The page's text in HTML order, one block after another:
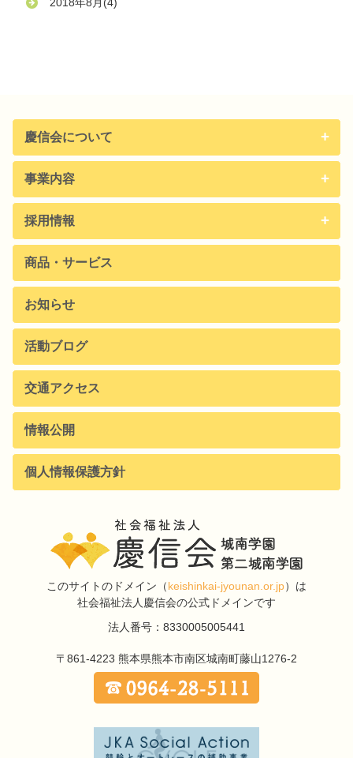
慶信会について
事業内容
採用情報
商品・サービス
お知らせ
活動ブログ
交通アクセス
情報公開
個人情報保護方針
このサイトのドメイン （keishinkai-jyounan.or.jp）は
社会福祉法人慶信会の公式ドメインです
法人番号：8330005005441
〒861-4223 熊本県熊本市南区城南町藤山1276-2